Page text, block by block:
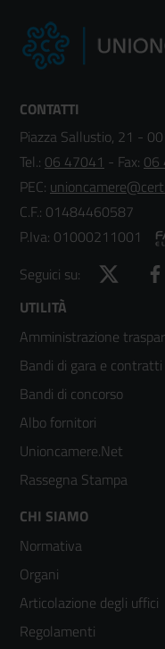
CONTATTI
Piazza Sallustio, 21 -
Tel.: 06 47041 - Fax: 06
PEC:
C.F.: 01484460587
P.Iva: 01000211001
Seguici su:
Twitter
Footer
menù
colonna
2
UTILITÀ
Amministrazione
Bandi di gara e contratti
Bandi di concorso
Albo fornitori
Unioncamere.Net
Rassegna Stampa
Footer
menù
colonna
3
CHI SIAMO
Normativa
Organi
Articolazione degli uffici
Regolamenti